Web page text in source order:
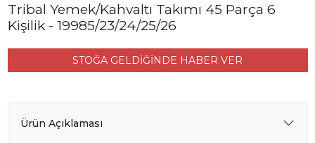
Tribal Yemek/Kahvaltı Takımı 45 Parça 6
Kişilik - 19985/23/24/25/26
STOĞA GELDİĞİNDE HABER VER
Ürün Açıklaması